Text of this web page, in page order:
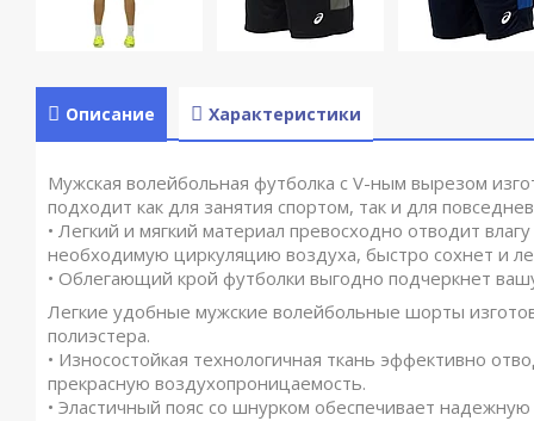
Описание Характеристики
Мужская волейбольная футболка с V-ным вырезом
подходит как для занятия спортом, так и для
• Легкий и мягкий материал превосходно отводит
необходимую циркуляцию воздуха, быстро сохнет и
• Облегающий крой футболки выгодно подчеркнет
Легкие удобные мужские волейбольные шорты
полиэстера.
• Износостойкая технологичная ткань эффективно
прекрасную воздухопроницаемость.
• Эластичный пояс со шнурком обеспечивает